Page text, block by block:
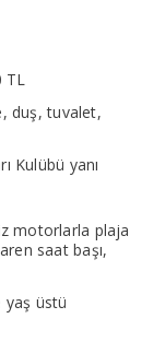
TL
duş, tuvalet,
Kulübü yanı
motorlarla plaja
saat başı,
yaş üstü